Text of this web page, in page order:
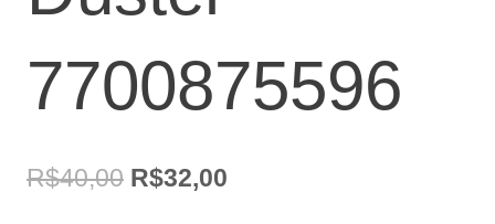
7700875596
R$40,00 O
R$32,00